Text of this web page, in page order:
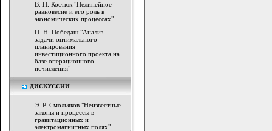
В. Н. Костюк "Нелинейное
равновесие и его роль в
экономических процессах"
П. Н. Победаш "Анализ
задачи оптимального
планирования
инвестиционного проекта на
базе операционного
исчисления"
ДИСКУССИИ
Э. Р. Смольяков "Неизвестные
законы и процессы в
гравитационных и
электромагнитных полях"